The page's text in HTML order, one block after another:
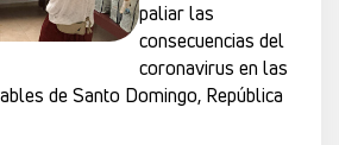
paliar las
consecuencias del
coronavirus en las
de Santo Domingo, República